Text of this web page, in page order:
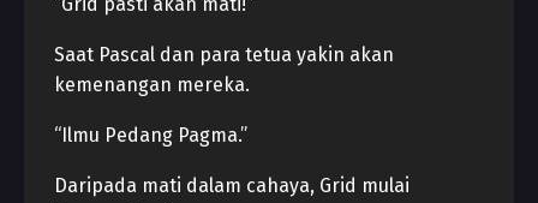
Saat Pascal dan para tetua yakin akan
kemenangan mereka.
“Ilmu Pedang Pagma.”
Daripada mati dalam cahaya, Grid mulai